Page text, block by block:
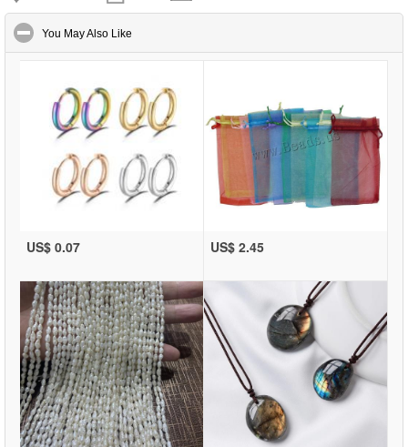
You May Also Like
US$ 0.07 US$ 2.45